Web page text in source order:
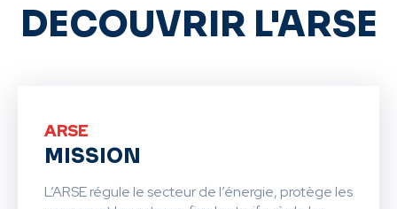
DECOUVRIR L'ARSE
ARSE
MISSION
L’ARSE régule le secteur de l’énergie, protège les